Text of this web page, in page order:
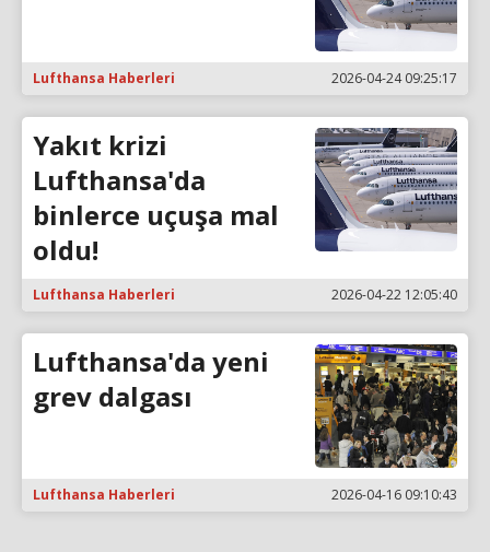
Lufthansa Haberleri 2026-04-24 09:25:17
Yakıt krizi
Lufthansa'da
binlerce uçuşa mal
oldu!
Lufthansa Haberleri 2026-04-22 12:05:40
Lufthansa'da yeni
grev dalgası
Lufthansa Haberleri 2026-04-16 09:10:43